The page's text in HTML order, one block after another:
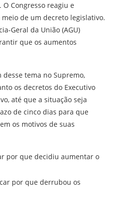
Congresso reagiu e
de um decreto legislativo.
Geral da União (AGU)
que os aumentos
tema no Supremo,
os decretos do Executivo
até que a situação seja
de cinco dias para que
os motivos de suas
por que decidiu aumentar o
por que derrubou os